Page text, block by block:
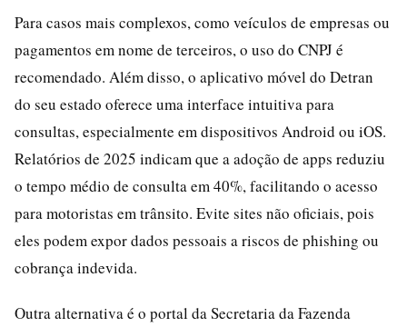
Para casos mais complexos, como veículos de empresas ou
pagamentos em nome de terceiros, o uso do CNPJ é
recomendado. Além disso, o aplicativo móvel do Detran
do seu estado oferece uma interface intuitiva para
consultas, especialmente em dispositivos Android ou iOS.
Relatórios de 2025 indicam que a adoção de apps reduziu
o tempo médio de consulta em 40%, facilitando o acesso
para motoristas em trânsito. Evite sites não oficiais, pois
eles podem expor dados pessoais a riscos de phishing ou
cobrança indevida.
Outra alternativa é o portal da Secretaria da Fazenda